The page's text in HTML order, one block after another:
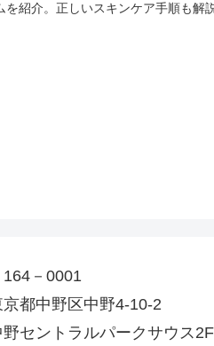
を紹介。正しいスキンケア手順も解説
164－0001
京都中野区中野4-10-2
野セントラルパークサウス2F